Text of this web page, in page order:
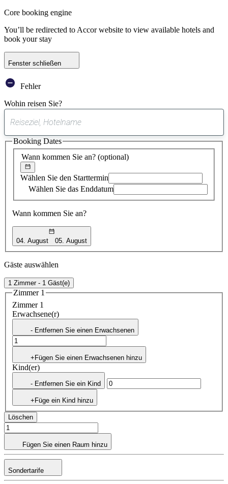
Core booking engine
You’ll be redirected to Accor website to view available hotels and
book your stay
Fenster schließen
Fehler
Wohin reisen Sie?
gefundener
Vorschlag
Wann kommen Sie an? (optional)
Wählen Sie den Starttermin
Wählen Sie das Enddatum
Wann kommen Sie an?
04. August 05. August
Booking Dates
Gäste auswählen
1 Zimmer - 1 Gäst(e)
Zimmer 1
Zimmer 1
Erwachsene(r)
- Entfernen Sie einen Erwachsenen
+Fügen Sie einen Erwachsenen hinzu
Kind(er)
- Entfernen Sie ein Kind
+Füge ein Kind hinzu
Löschen
Fügen Sie einen Raum hinzu
Sondertarife